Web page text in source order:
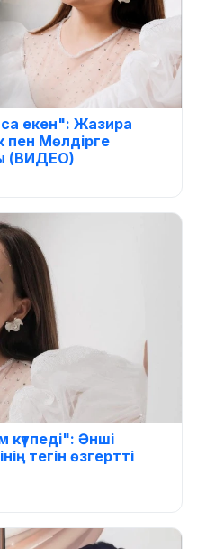
екен": Жазира
пен Мөлдірге
(ВИДЕО)
Әнші
тегін өзгертті